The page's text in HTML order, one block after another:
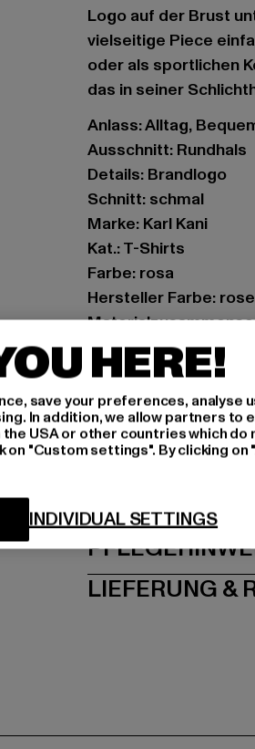
Logo auf der Brust
vielseitige Piece
oder als sportlichen
das in seiner
Anlass: Alltag,
Ausschnitt: Rundhals
Details: Brandlogo
Schnitt: schmal
Marke: Karl Kani
Kat.: T-Shirts
Farbe: rosa
Hersteller Farbe: rose
Art.Nr: 61300017-01075
Hersteller: Urban
Schanzenstraße 41 |
GRÖSSE
LIEFERUNG &
HERE!
save your preferences, analyse
In addition, we allow partners to
USA or other countries which do
"Custom settings". By clicking
INDIVIDUAL SETTINGS